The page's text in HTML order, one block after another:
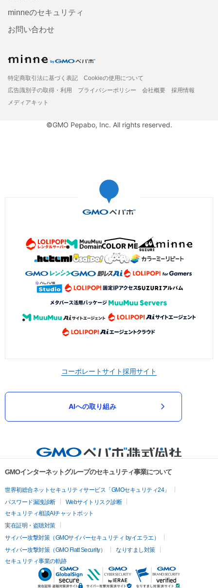
minneのセキュリティ
お問い合わせ
特定商取引法に基づく表記
Cookieの使用について
広告識別子の取得・利用
プライバシーポリシー 会社概要
採用情報
メディアキット
©GMO Pepabo, Inc. All rights reserved.
コーポレートサイト採用サイト
AIへの取り組み
GMOインターネットグループのセキュリティ事業について
世界初総合ネットセキュリティサービス「GMOセキュリティ24」
パスワード漏洩診断
Webサイトリスク診断
セキュリティ相談AIチャットボット
実在証明・盗聴対策
サイバー攻撃対策（GMOサイバーセキュリティ byイエラエ）
サイバー攻撃対策（GMO Flatt Security）
なりすまし対策
セキュリティ事業の軌跡